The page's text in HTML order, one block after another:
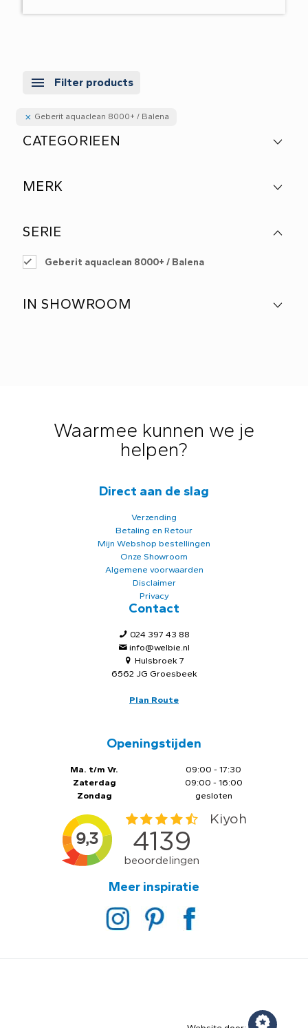
Filter products
Geberit aquaclean 8000+ / Balena
CATEGORIEEN
MERK
SERIE
Geberit aquaclean 8000+ / Balena
IN SHOWROOM
Waarmee kunnen we je
helpen?
Direct aan de slag
Verzending
Betaling en Retour
Mijn Webshop bestellingen
Onze Showroom
Algemene voorwaarden
Disclaimer
Privacy
Contact
024 397 43 88
info@welbie.nl
Hulsbroek 7
6562 JG Groesbeek
Plan Route
Openingstijden
Ma. t/m Vr.
Zaterdag
Zondag
09:00 - 17:30
09:00 - 16:00
gesloten
Meer inspiratie